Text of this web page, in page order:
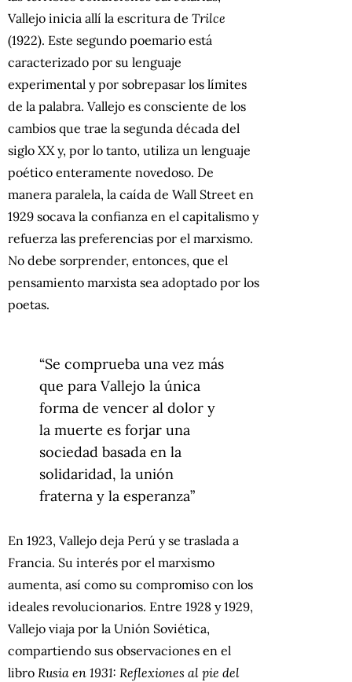
Vallejo inicia allí la escritura de Trilce
(1922). Este segundo poemario está
caracterizado por su lenguaje
experimental y por sobrepasar los límites
de la palabra. Vallejo es consciente de los
cambios que trae la segunda década del
siglo XX y, por lo tanto, utiliza un lenguaje
poético enteramente novedoso. De
manera paralela, la caída de Wall Street en
1929 socava la confianza en el capitalismo y
refuerza las preferencias por el marxismo.
No debe sorprender, entonces, que el
pensamiento marxista sea adoptado por los
poetas.
“Se comprueba una vez más
que para Vallejo la única
forma de vencer al dolor y
la muerte es forjar una
sociedad basada en la
solidaridad, la unión
fraterna y la esperanza”
En 1923, Vallejo deja Perú y se traslada a
Francia. Su interés por el marxismo
aumenta, así como su compromiso con los
ideales revolucionarios. Entre 1928 y 1929,
Vallejo viaja por la Unión Soviética,
compartiendo sus observaciones en el
libro Rusia en 1931: Reflexiones al pie del